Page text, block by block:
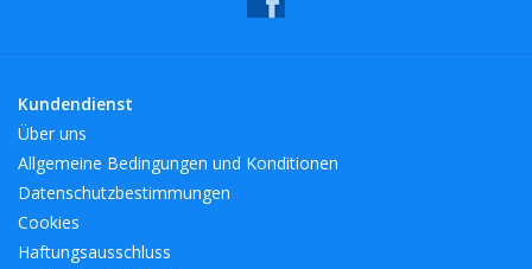
Kundendienst
Über uns
Allgemeine Bedingungen und Konditionen
Datenschutzbestimmungen
Cookies
Haftungsausschluss